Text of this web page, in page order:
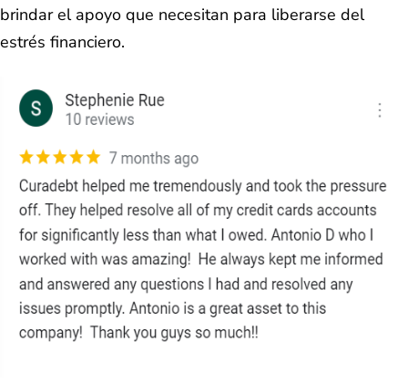
brindar el apoyo que necesitan para liberarse del
estrés financiero.